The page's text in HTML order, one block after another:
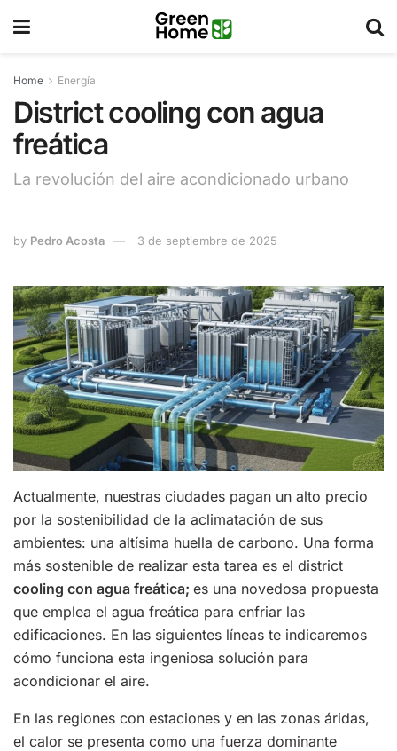
Home Energía
District cooling con agua
freática
La revolución del aire acondicionado urbano
by Pedro Acosta 3 de septiembre de 2025
Actualmente, nuestras ciudades pagan un alto precio
por la sostenibilidad de la aclimatación de sus
ambientes: una altísima huella de carbono. Una forma
más sostenible de realizar esta tarea es el district
cooling con agua freática; es una novedosa propuesta
que emplea el agua freática para enfriar las
edificaciones. En las siguientes líneas te indicaremos
cómo funciona esta ingeniosa solución para
acondicionar el aire.
En las regiones con estaciones y en las zonas áridas,
el calor se presenta como una fuerza dominante